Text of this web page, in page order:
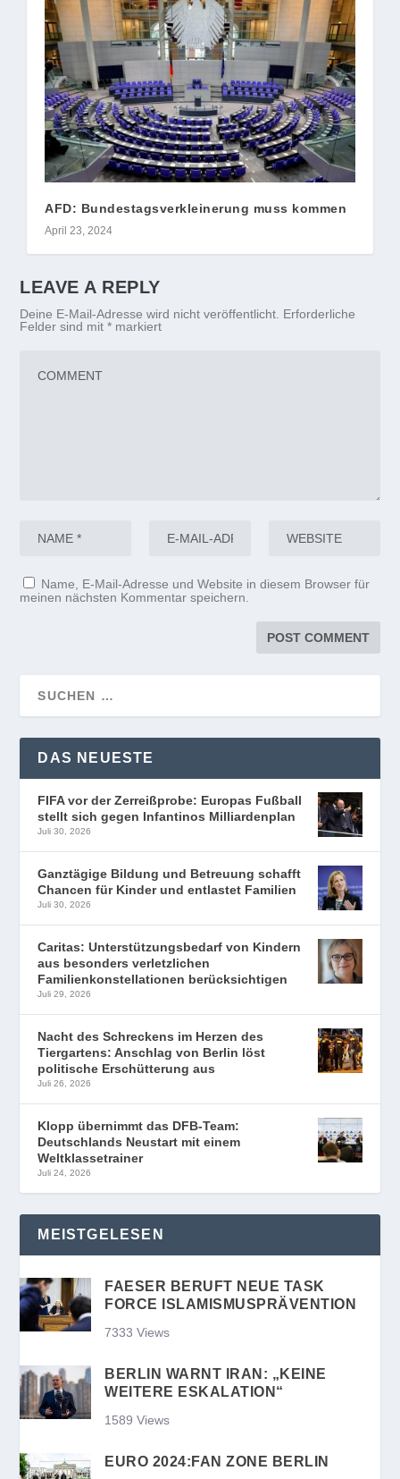
AFD: Bundestagsverkleinerung muss kommen
April 23, 2024
LEAVE A REPLY
Deine E-Mail-Adresse wird nicht veröffentlicht. Erforderliche
Felder sind mit* markiert
Name, E-Mail-Adresse und Website in diesem Browser für
meinen nächsten Kommentar speichern.
DAS NEUESTE
FIFA vor der Zerreißprobe: Europas Fußball
stellt sich gegen Infantinos Milliardenplan
Juli 30, 2026
Ganztägige Bildung und Betreuung schafft
Chancen für Kinder und entlastet Familien
Juli 30, 2026
Caritas: Unterstützungsbedarf von Kindern
aus besonders verletzlichen
Familienkonstellationen berücksichtigen
Juli 29, 2026
Nacht des Schreckens im Herzen des
Tiergartens: Anschlag von Berlin löst
politische Erschütterung aus
Juli 26, 2026
Klopp übernimmt das DFB-Team:
Deutschlands Neustart mit einem
Weltklassetrainer
Juli 24, 2026
MEISTGELESEN
FAESER BERUFT NEUE TASK
FORCE ISLAMISMUSPRÄVENTION
7333 Views
BERLIN WARNT IRAN: „KEINE
WEITERE ESKALATION“
1589 Views
EURO 2024:FAN ZONE BERLIN